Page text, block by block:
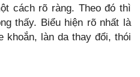
cách rõ ràng. Theo đó thì
thấy. Biểu hiện rõ nhất là
khoắn, làn da thay đổi, thói